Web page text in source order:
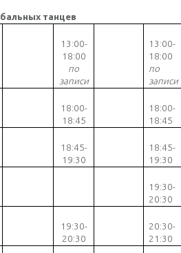
танцев
13:00-
18:00
по
записи
13:00-
18:00
по
записи
18:00-
18:45
18:00-
18:45
18:45-
19:30
18:45-
19:30
19:30-
20:30
19:30-
20:30
20:30-
21:30